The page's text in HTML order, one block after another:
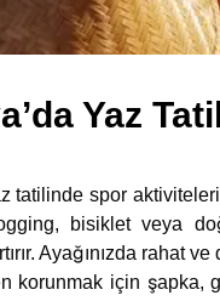
Yaz
tatilinde spor
bisiklet veya
Ayağınızda rahat
korunmak için